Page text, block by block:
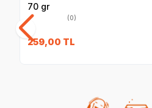
70 gr
(0)
259,00 TL